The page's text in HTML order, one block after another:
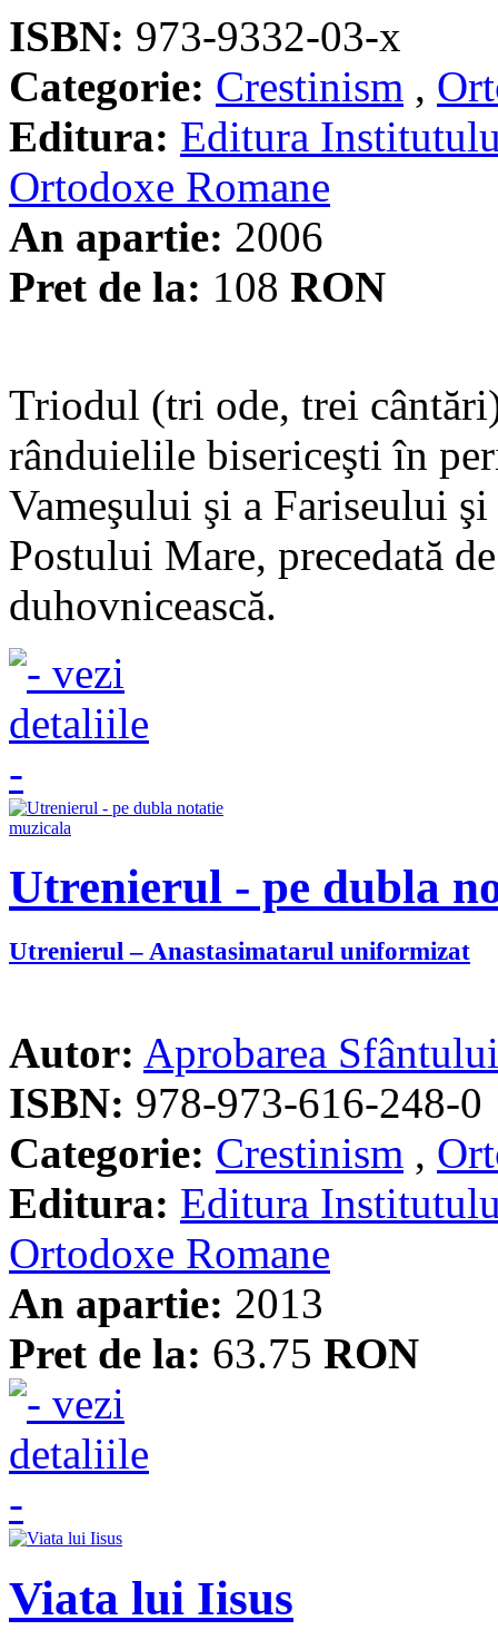
ISBN: 973-9332-03-x
Categorie: Crestinism ,
Editura: Editura
Ortodoxe Romane
An apartie: 2006
Pret de la: 108 RON
Triodul (tri ode, trei
rânduielile bisericeşti în
Vameşului şi a Fariseului
Postului Mare, precedată
duhovnicească.
Utrenierul - pe dubla
Utrenierul – Anastasimatarul uniformizat
Autor: Aprobarea
ISBN: 978-973-616-248-0
Categorie: Crestinism ,
Editura: Editura
Ortodoxe Romane
An apartie: 2013
Pret de la: 63.75 RON
Viata lui Iisus